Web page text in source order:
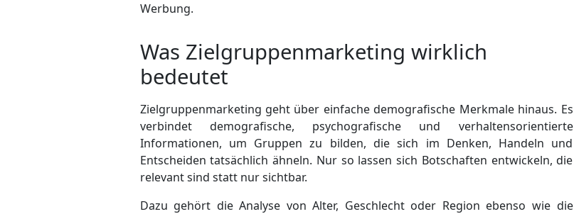
Werbung.
Was Zielgruppenmarketing wirklich
bedeutet
Zielgruppenmarketing geht über einfache demografische Merkmale hinaus. Es
verbindet demografische, psychografische und verhaltensorientierte
Informationen, um Gruppen zu bilden, die sich im Denken, Handeln und
Entscheiden tatsächlich ähneln. Nur so lassen sich Botschaften entwickeln, die
relevant sind statt nur sichtbar.
Dazu gehört die Analyse von Alter, Geschlecht oder Region ebenso wie die